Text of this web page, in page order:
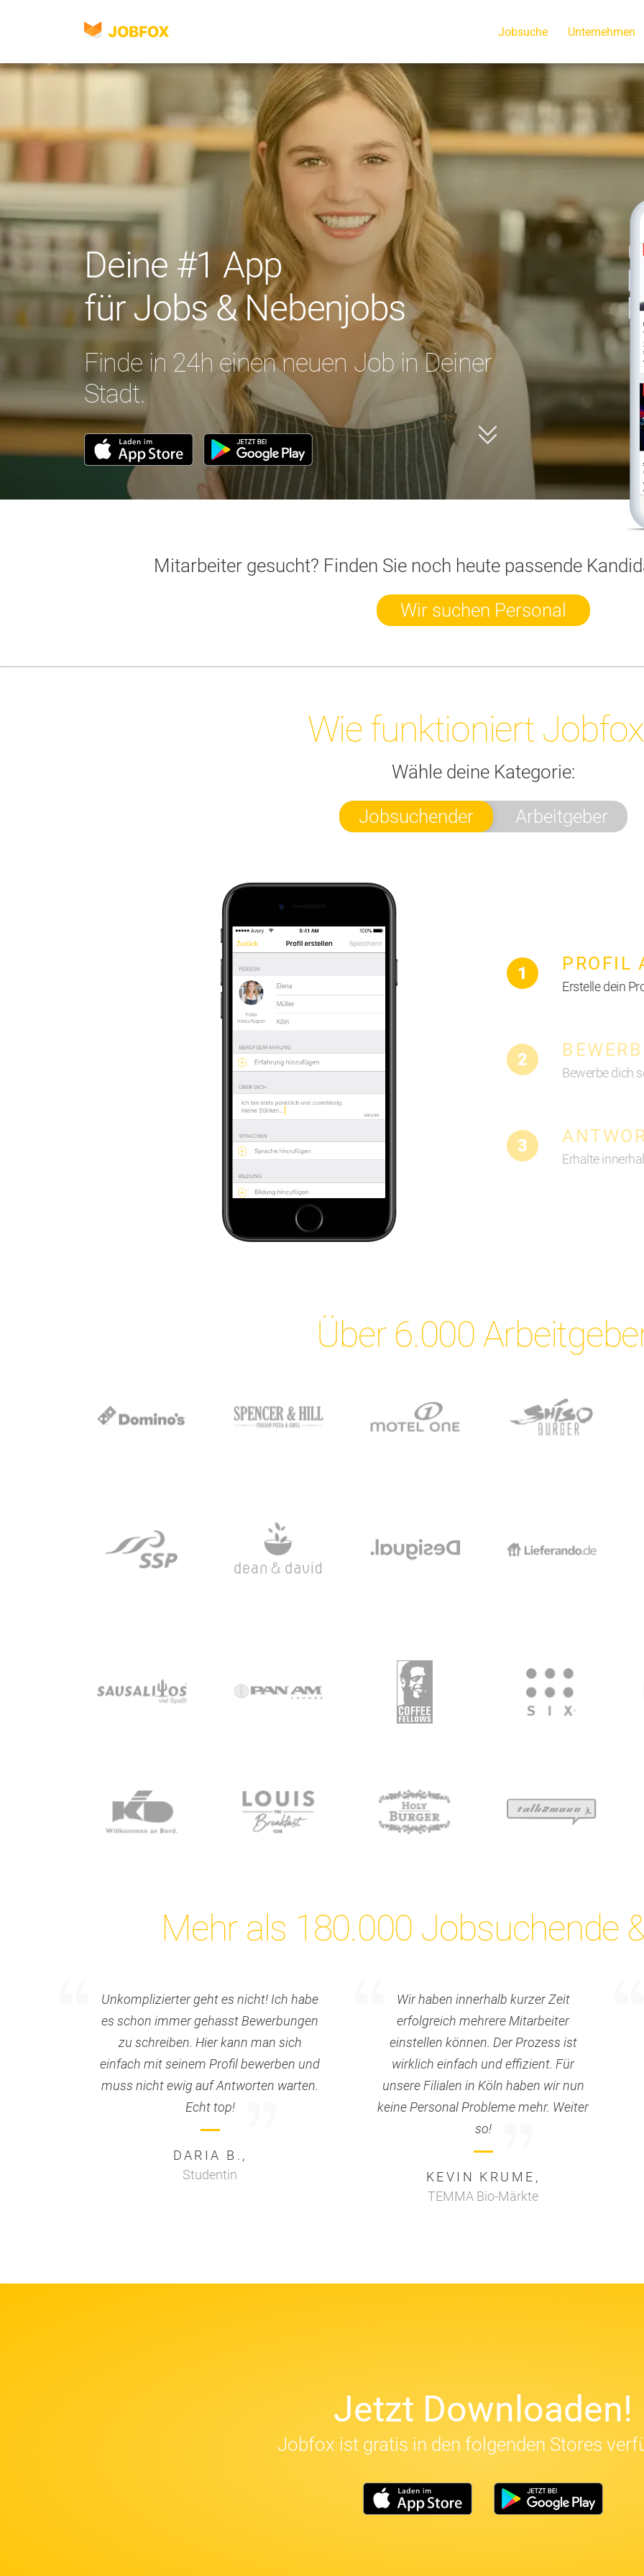
JOBFOX Navigation
Sprache Jobsuche Unternehmen
Deine #1 App
für Jobs & Nebenjobs
Finde in 24h einen neuen Job in Deiner
Stadt.
Scrollen
Mitarbeiter gesucht? Finden Sie noch heute passende
Wir suchen Personal
Wie funktioniert
Wähle deine Kategorie:
Jobsuchender Arbeitgeber
1 PROFIL
Erstelle dein
2
Bewerbe dich
3
Erhalte
Über 6.000
Mehr als 180.000 Jobsuchende
Unkomplizierter geht es nicht! Ich habe
es schon immer gehasst Bewerbungen
zu schreiben. Hier kann man sich
einfach mit seinem Profil bewerben und
muss nicht ewig auf Antworten warten.
Echt top!
DARIA B.,
Studentin
Wir haben innerhalb kurzer Zeit
erfolgreich mehrere Mitarbeiter
einstellen können. Der Prozess ist
wirklich einfach und effizient. Für
unsere Filialen in Köln haben wir nun
keine Personal Probleme mehr. Weiter
so!
KEVIN KRUME,
TEMMA Bio-Märkte
Jetzt Downloaden!
Jobfox ist gratis in den folgenden Stores